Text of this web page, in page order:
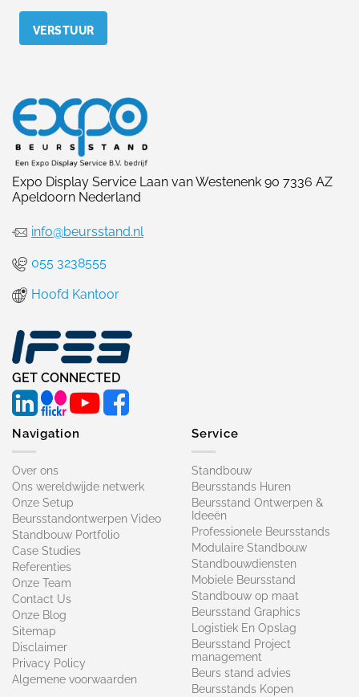
Expo Display Service Laan van Westenenk 90 7336 AZ
Apeldoorn Nederland
info@beursstand.nl
055 3238555
Hoofd Kantoor
GET CONNECTED
Navigation
Over ons
Ons wereldwijde netwerk
Onze Setup
Beursstandontwerpen Video
Standbouw Portfolio
Case Studies
Referenties
Onze Team
Contact Us
Onze Blog
Sitemap
Disclaimer
Privacy Policy
Algemene voorwaarden
Service
Standbouw
Beursstands Huren
Beursstand Ontwerpen &
Ideeën
Professionele Beursstands
Modulaire Standbouw
Standbouwdiensten
Mobiele Beursstand
Standbouw op maat​
Beursstand Graphics
Logistiek En Opslag
Beursstand Project
management
Beurs stand advies
Beursstands Kopen